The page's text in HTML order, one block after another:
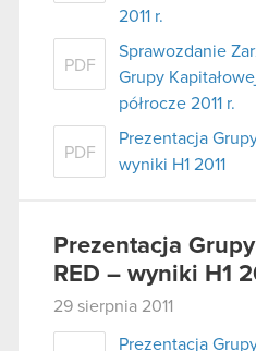
2011 r.
PDF
Sprawozdanie
Grupy
półrocze 2011 r.
PDF
Prezentacja
wyniki H1 2011
Prezentacja
RED – wyniki H1
29 sierpnia 2011
Prezentacja